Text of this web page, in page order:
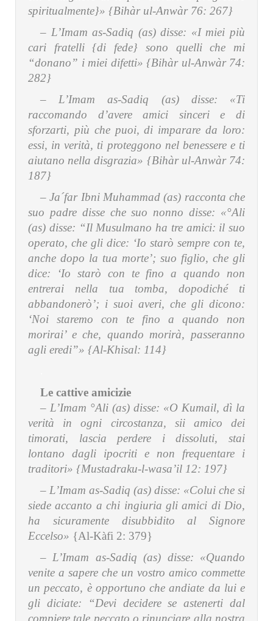
spiritualmente}» {Bihàr ul-Anwàr 76: 267}
– L’Imam as-Sadiq (as) disse: «I miei più
cari fratelli {di fede} sono quelli che mi
“donano” i miei difetti» {Bihàr ul-Anwàr 74:
282}
– L’Imam as-Sadiq (as) disse: «Ti
raccomando d’avere amici sinceri e di
sforzarti, più che puoi, di imparare da loro:
essi, in verità, ti proteggono nel benessere e ti
aiutano nella disgrazia» {Bihàr ul-Anwàr 74:
187}
– Ja´far Ibni Muhammad (as) racconta che
suo padre disse che suo nonno disse: «°Ali
(as) disse: “Il Musulmano ha tre amici: il suo
operato, che gli dice: ‘Io starò sempre con te,
anche dopo la tua morte’; suo figlio, che gli
dice: ‘Io starò con te fino a quando non
entrerai nella tua tomba, dopodiché ti
abbandonerò’; i suoi averi, che gli dicono:
‘Noi staremo con te fino a quando non
morirai’ e che, quando morirà, passeranno
agli eredi”» {Al-Khisal: 114}
Le cattive amicizie
– L’Imam °Ali (as) disse: «O Kumail, dì la
verità in ogni circostanza, sii amico dei
timorati, lascia perdere i dissoluti, stai
lontano dagli ipocriti e non frequentare i
traditori» {Mustadraku-l-wasa’il 12: 197}
– L’Imam as-Sadiq (as) disse: «Colui che si
siede accanto a chi ingiuria gli amici di Dio,
ha sicuramente disubbidito al Signore
Eccelso» {Al-Kàfi 2: 379}
– L’Imam as-Sadiq (as) disse: «Quando
venite a sapere che un vostro amico commette
un peccato, è opportuno che andiate da lui e
gli diciate: “Devi decidere se astenerti dal
compiere tale peccato o rinunciare alla nostra